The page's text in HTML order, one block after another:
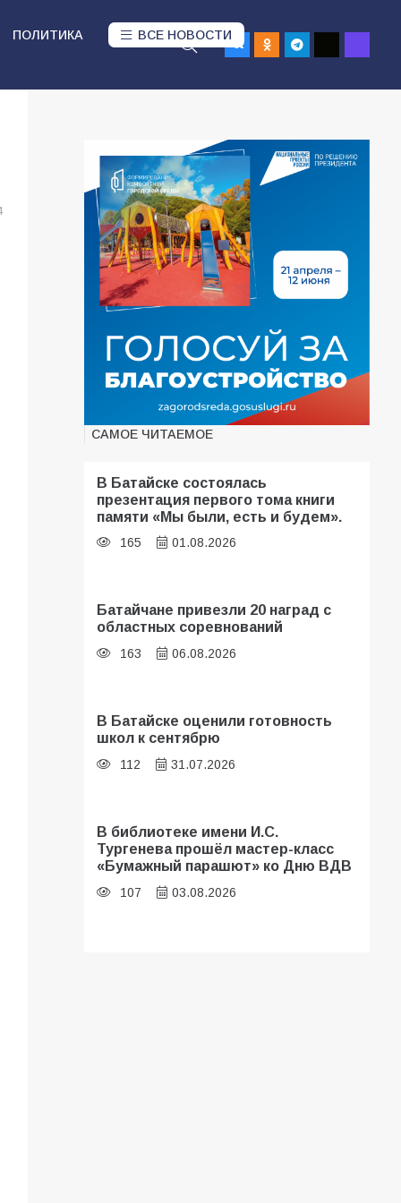
ПОЛИТИКА ВСЕ НОВОСТИ
САМОЕ ЧИТАЕМОЕ
В Батайске состоялась
презентация первого тома книги
памяти «Мы были, есть и будем».
165 01.08.2026
Батайчане привезли 20 наград с
областных соревнований
163 06.08.2026
В Батайске оценили готовность
школ к сентябрю
112 31.07.2026
В библиотеке имени И.С.
Тургенева прошёл мастер-класс
«Бумажный парашют» ко Дню ВДВ
107 03.08.2026